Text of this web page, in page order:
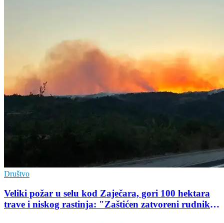
Društvo
Veliki požar u selu kod Zaječara, gori 100 hektara
trave i niskog rastinja: "Zaštićen zatvoreni rudnik